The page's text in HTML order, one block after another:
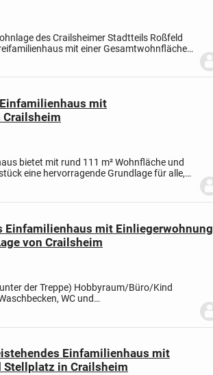
des Crailsheimer Stadtteils Roßfeld
mit einer Gesamtwohnfläche
durch...
mit
bietet mit rund 111 m² Wohnfläche und
eine hervorragende Grundlage für alle,
Vorstellungen...
Einfamilienhaus mit Einliegerwohnung
von Crailsheim
WC und
Heizraum mit Ölzentralheizung und
Einfamilienhaus mit
Stellplatz in Crailsheim